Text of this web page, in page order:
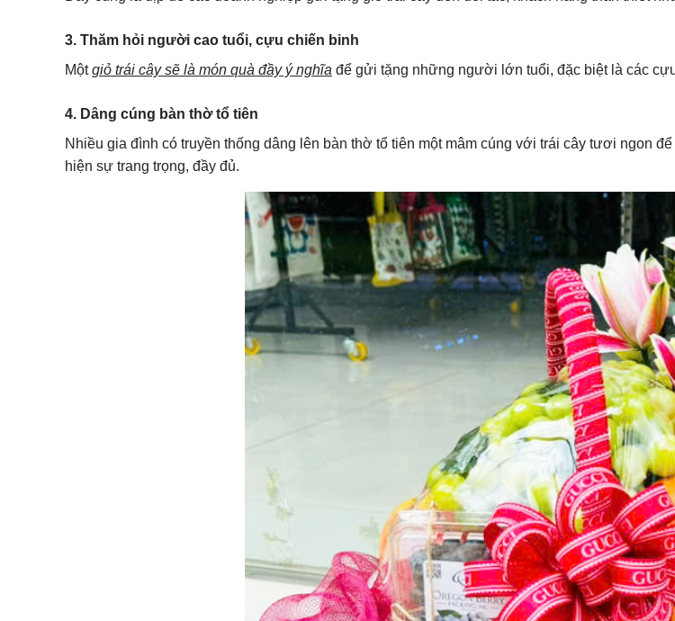
3. Thăm hỏi người cao tuổi, cựu chiến binh
Mộtgiỏ trái cây sẽ là món quà đầy ý nghĩa để gửi tặng những người lớn tuổi, đặc biệt là các
4. Dâng cúng bàn thờ tổ tiên
Nhiều gia đình có truyền thống dâng lên bàn thờ tổ tiên một mâm cúng với trái cây tươi ngon
hiện sự trang trọng, đầy đủ.